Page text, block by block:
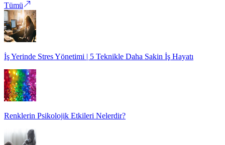
Tümü
İş Yerinde Stres Yönetimi | 5 Teknikle Daha Sakin İş Hayatı
Renklerin Psikolojik Etkileri Nelerdir?